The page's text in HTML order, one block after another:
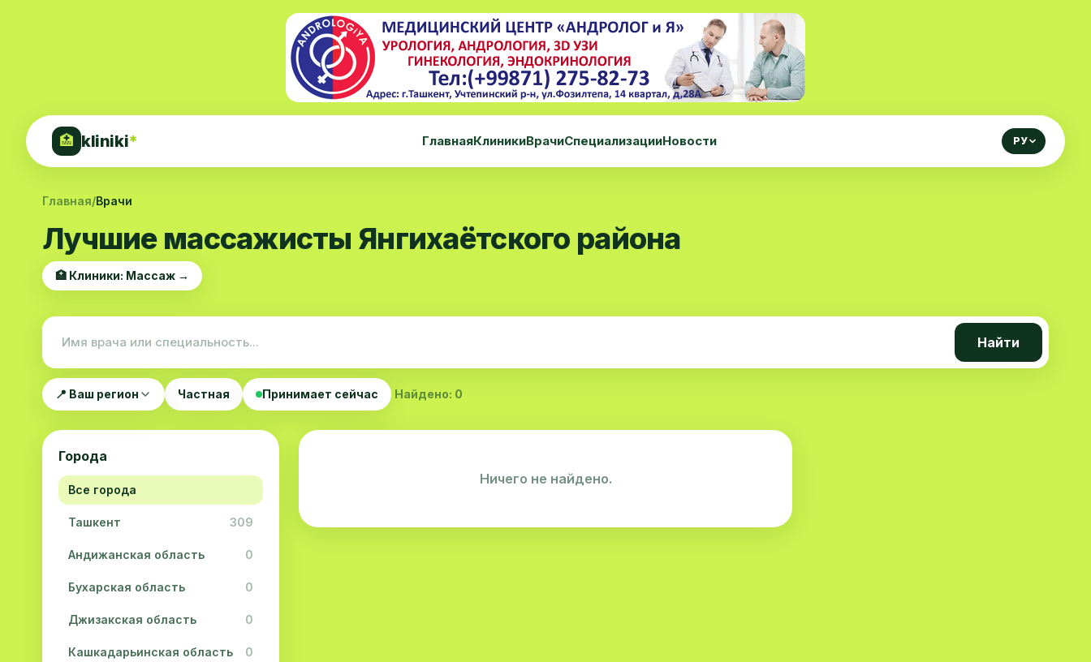
🏥 kliniki* ГлавнаяКлиникиВрачиСпециализацииНовости РУ
Главная/Врачи
Лучшие массажисты Янгихаётского района
🏥 Клиники: Массаж →
Найти
📍 Ваш регион Частная Принимает сейчас Найдено: 0
Города
Все города
Ташкент 309
Андижанская область 0
Бухарская область 0
Джизакская область 0
Кашкадарьинская область 0
Ничего не найдено.